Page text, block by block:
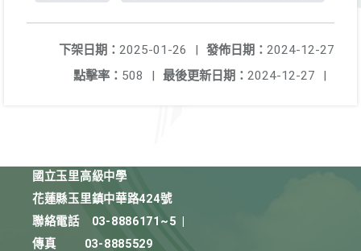
發佈日期： 2024-12-27
下架日期： 2025-01-26
|
最後更新日期： 2024-12-27 |
點擊率： 508 |
國立玉里高級中學
花蓮縣玉里鎮中華路424號
聯絡電話
03-8886171~5
傳真
03-8885529